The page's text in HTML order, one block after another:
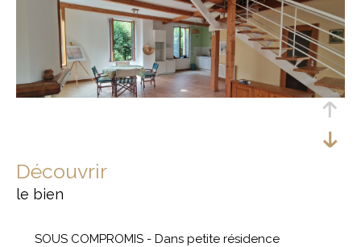
découvrir
le bien
SOUS COMPROMIS - Dans petite résidence